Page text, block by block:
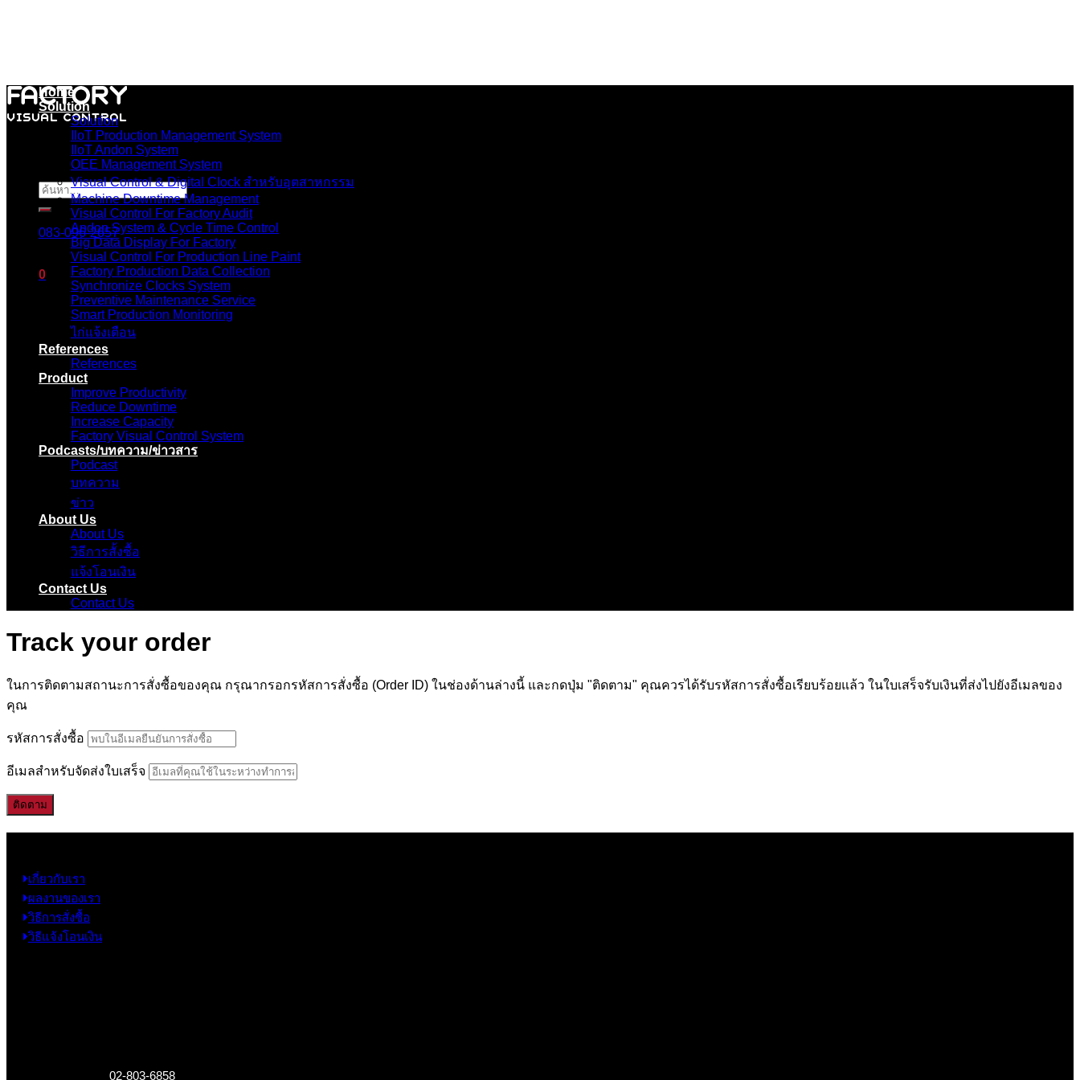
ค้นหา:
083-096-2657
0
ตะกร้าสินค้า
ไม่มีสินค้าในตะกร้า
Home
Solution
Solution
IIoT Production Management System
IIoT Andon System
OEE Management System
Visual Control & Digital Clock สำหรับอุตสาหกรรม
Machine Downtime Management
Visual Control For Factory Audit
Andon System & Cycle Time Control
Big Data Display For Factory
Visual Control For Production Line Paint
Factory Production Data Collection
Synchronize Clocks System
Preventive Maintenance Service
Smart Production Monitoring
ไก่แจ้งเตือน
References
References
Product
Improve Productivity
Reduce Downtime
Increase Capacity
Factory Visual Control System
Podcasts/บทความ/ข่าวสาร
Podcast
บทความ
ข่าว
About Us
About Us
วิธีการสั้งซื้อ
แจ้งโอนเงิน
Contact Us
Contact Us
Track your order
ในการติดตามสถานะการสั่งซื้อของคุณ กรุณากรอกรหัสการสั่งซื้อ (Order ID) ในช่องด้านล่างนี้ และกดปุ่ม "ติดตาม" คุณควรได้รับรหัสการสั่งซื้อเรียบร้อยแล้ว ในใบเสร็จรับเงินที่ส่งไปยังอีเมลของ
คุณ
รหัสการสั่งซื้อ
อีเมลสำหรับจัดส่งใบเสร็จ
ติดตาม
เกี่ยวกับเรา
ผลงานของเรา
วิธีการสั่งซื้อ
วิธีแจ้งโอนเงิน
02-803-6858